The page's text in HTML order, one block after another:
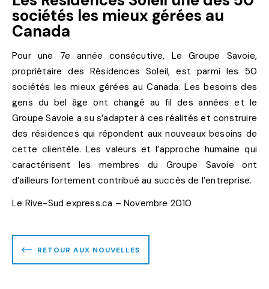
sociétés les mieux gérées au
Canada
Pour une 7e année consécutive, Le Groupe Savoie,
propriétaire des Résidences Soleil, est parmi les 50
sociétés les mieux gérées au Canada. Les besoins des
gens du bel âge ont changé au fil des années et le
Groupe Savoie a su s’adapter à ces réalités et construire
des résidences qui répondent aux nouveaux besoins de
cette clientèle. Les valeurs et l’approche humaine qui
caractérisent les membres du Groupe Savoie ont
d’ailleurs fortement contribué au succès de l’entreprise.
Le Rive-Sud express.ca – Novembre 2010
RETOUR AUX NOUVELLES